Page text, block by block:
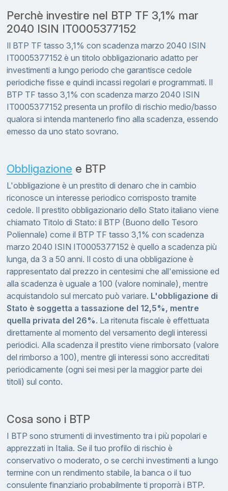
Perchè investire nel BTP TF 3,1% mar
2040 ISIN IT0005377152
Il BTP TF tasso 3,1% con scadenza marzo 2040 ISIN
IT0005377152 è un titolo obbligazionario adatto per
investimenti a lungo periodo che garantisce cedole
periodiche fisse e quindi incassi regolari e programmati. Il
BTP TF tasso 3,1% con scadenza marzo 2040 ISIN
IT0005377152 presenta un profilo di rischio medio/basso
qualora si intenda mantenerlo fino alla scadenza, essendo
emesso da uno stato sovrano.
Obbligazione e BTP
L'obbligazione è un prestito di denaro che in cambio
riconosce un interesse periodico corrisposto tramite
cedole. Il prestito obbligazionario dello Stato italiano viene
chiamato Titolo di Stato: il BTP (Buono dello Tesoro
Poliennale) come il BTP TF tasso 3,1% con scadenza
marzo 2040 ISIN IT0005377152 è quello a scadenza più
lunga, da 3 a 50 anni. Il costo di una obbligazione è
rappresentato dal prezzo in centesimi che all'emissione ed
alla scadenza è uguale a 100 (valore nominale), mentre
acquistandolo sul mercato può variare. L'obbligazione di
Stato è soggetta a tassazione del 12,5%, mentre
quella privata del 26%. La ritenuta fiscale è effettuata
direttamente al momento del versamento degli interessi
periodici. Alla scadenza il prestito viene rimborsato (valore
del rimborso a 100), mentre gli interessi sono accreditati
periodicamente (ogni sei mesi per la maggior parte dei
titoli) sul conto.
Cosa sono i BTP
I BTP sono strumenti di investimento tra i più popolari e
apprezzati in Italia. Se il tuo profilo di rischio è
conservativo o moderato, o se cerchi investimenti a lungo
termine con un rendimento stabile, la banca o il tuo
consulente finanziario probabilmente ti proporrà i BTP.